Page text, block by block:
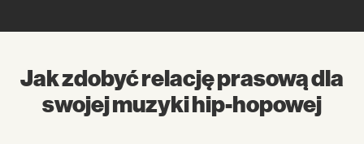
Jak zdobyć relację prasową dla
swojej muzyki hip-hopowej